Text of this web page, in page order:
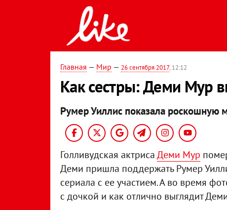
Главная — Мир — 26 сентября 2017, 12:12
Как сестры: Деми Мур
Румер Уиллис показала роскошную
Голливудская актрисаДеми Мур
Деми пришла поддержать Румер
сериала с ее участием. А во время
с дочкой и как отлично выглядит